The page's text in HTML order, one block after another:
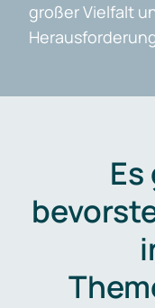
großer Vielfalt